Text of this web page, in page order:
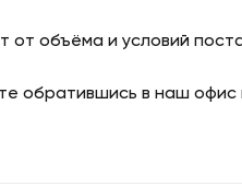
от объёма и условий
обратившись в наш офис